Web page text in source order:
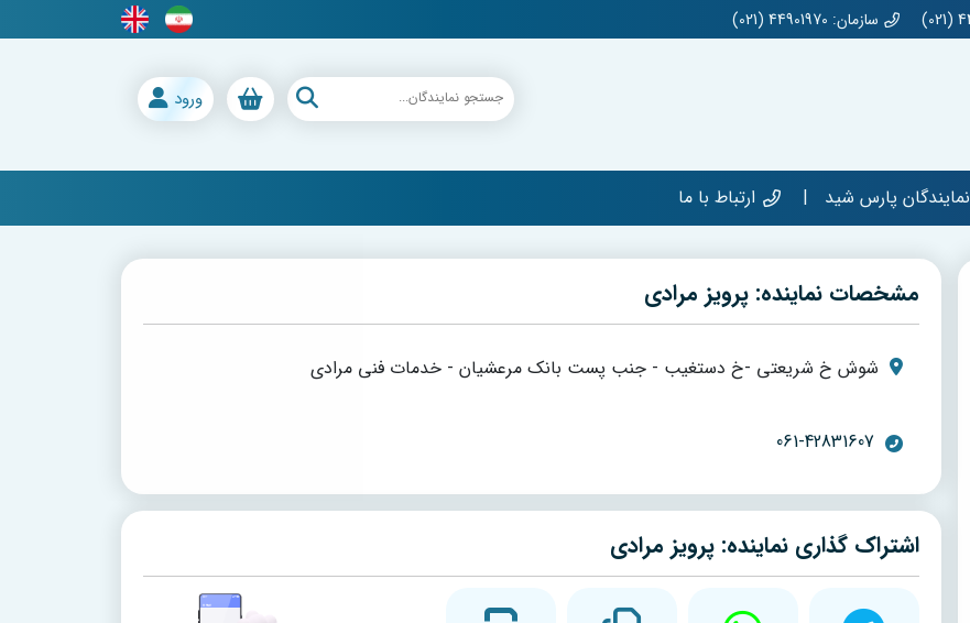
سازمان: 44901970 (021)
ورود
نمایندگان پارس شید ارتباط با ما
مشخصات نماینده: پرویز مرادی
شوش خ شریعتی -خ دستغیب - جنب پست بانک مرعشیان - خدمات فنی مرادی
061-42831607
اشتراک گذاری نماینده: پرویز مرادی